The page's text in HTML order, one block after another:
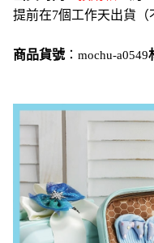
提前在7個工作天出貨（
商品貨號： mochu-a0549